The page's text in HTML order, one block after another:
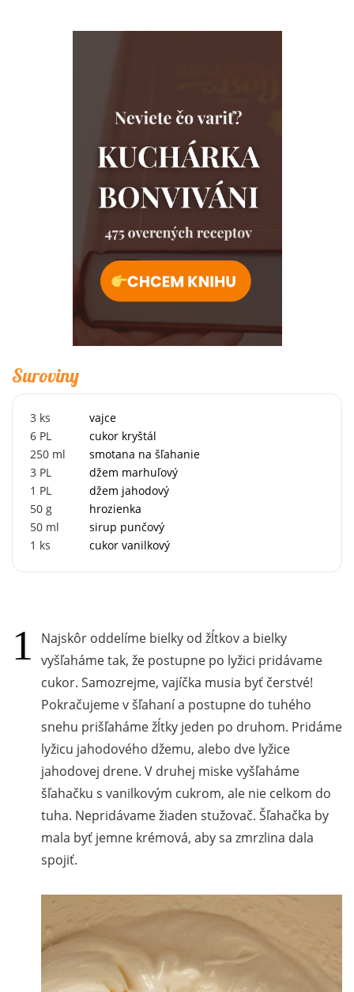
Suroviny
3 ks
vajce
6 PL
cukor kryštál
250 ml
smotana na šľahanie
3 PL
džem marhuľový
1 PL
džem jahodový
50 g
hrozienka
50 ml
sirup punčový
1 ks cukor vanilkový
Najskôr oddelíme bielky od žĺtkov a bielky
vyšľaháme tak, že postupne po lyžici pridávame
cukor. Samozrejme, vajíčka musia byť čerstvé!
Pokračujeme v šľahaní a postupne do tuhého
snehu prišľaháme žĺtky jeden po druhom. Pridáme
lyžicu jahodového džemu, alebo dve lyžice
jahodovej drene. V druhej miske vyšľaháme
šľahačku s vanilkovým cukrom, ale nie celkom do
tuha. Nepridávame žiaden stužovač. Šľahačka by
mala byť jemne krémová, aby sa zmrzlina dala
spojiť.